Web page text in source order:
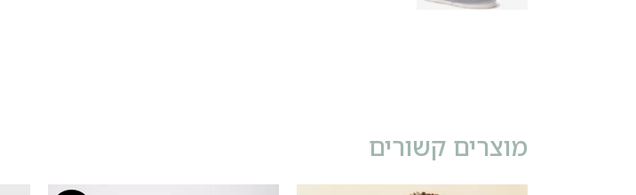
מוצרים קשורים